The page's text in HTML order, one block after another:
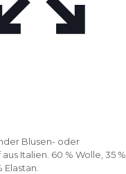
Blusen- oder
Italien. 60 % Wolle, 35 %
Elastan.